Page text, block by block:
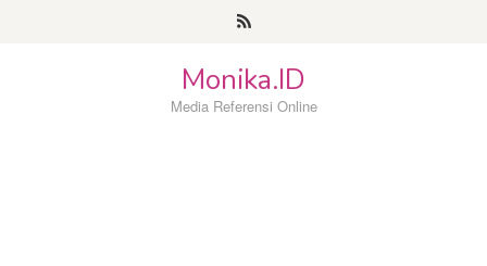
Monika.ID
Media Referensi Online